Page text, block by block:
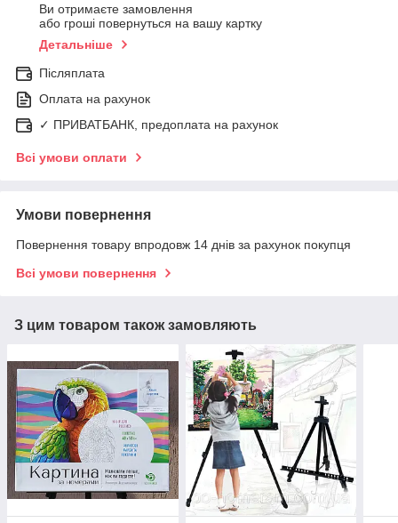
Ви отримаєте замовлення
або гроші повернуться на вашу картку
Детальніше
Післяплата
Оплата на рахунок
✓ ПРИВАТБАНК, предоплата на рахунок
Всі умови оплати
Умови повернення
Повернення товару впродовж 14 днів за рахунок покупця
Всі умови повернення
З цим товаром також замовляють